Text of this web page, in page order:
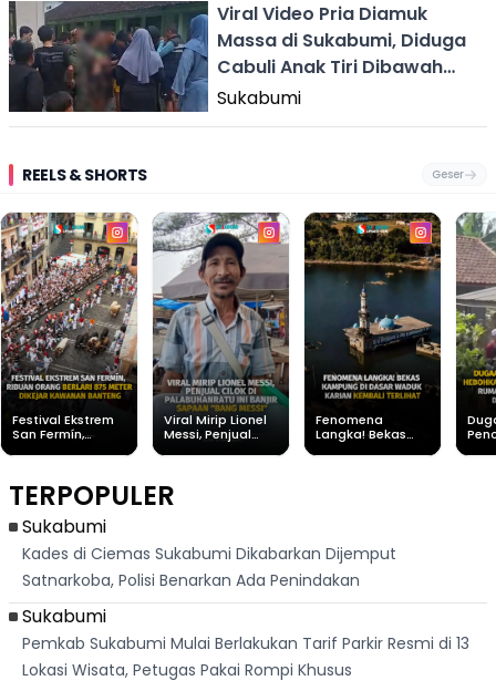
Viral Video Pria Diamuk
Massa di Sukabumi, Diduga
Cabuli Anak Tiri Dibawah
Umur
Sukabumi
REELS & SHORTS Geser
Festival Ekstrem
San Fermín,
Banteng
Viral Mirip Lionel
Messi, Penjual
"Bang Messi"
Fenomena
Langka! Bekas
TERPOPULER
Sukabumi
Kades di Ciemas Sukabumi Dikabarkan Dijemput
Satnarkoba, Polisi Benarkan Ada Penindakan
Sukabumi
Pemkab Sukabumi Mulai Berlakukan Tarif Parkir Resmi di 13
Lokasi Wisata, Petugas Pakai Rompi Khusus